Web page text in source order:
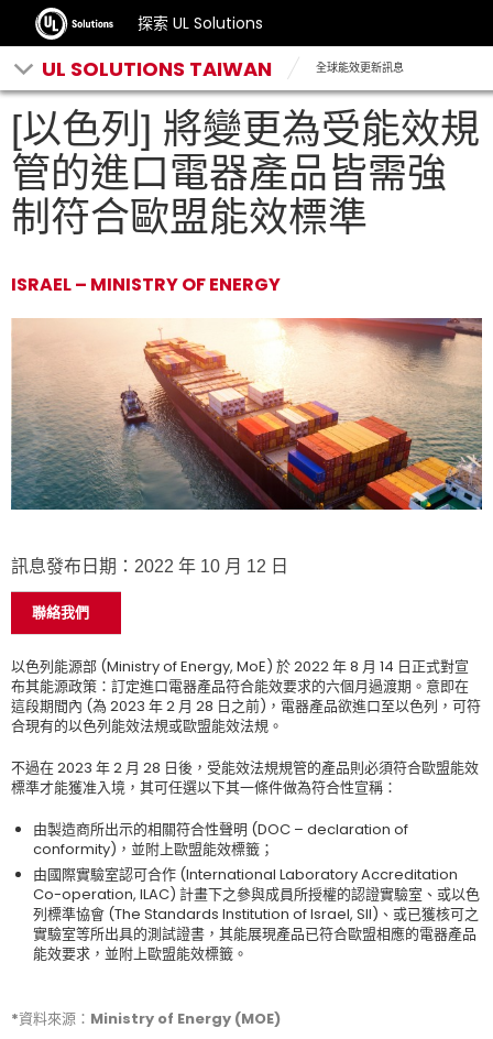
探索 UL Solutions
UL SOLUTIONS TAIWAN 全球能效更新訊息
[以色列] 將變更為受能效規
管的進口電器產品皆需強
制符合歐盟能效標準
ISRAEL – MINISTRY OF ENERGY
訊息發布日期：2022 年 10 月 12 日
聯絡我們
以色列能源部 (Ministry of Energy, MoE) 於 2022 年 8 月 14 日正式對宣
布其能源政策：訂定進口電器產品符合能效要求的六個月過渡期。意即在
這段期間內 (為 2023 年 2 月 28 日之前)，電器產品欲進口至以色列，可符
合現有的以色列能效法規或歐盟能效法規。
不過在 2023 年 2 月 28 日後，受能效法規規管的產品則必須符合歐盟能效
標準才能獲准入境，其可任選以下其一條件做為符合性宣稱：
由製造商所出示的相關符合性聲明 (DOC – declaration of
conformity)，並附上歐盟能效標籤；
由國際實驗室認可合作 (International Laboratory Accreditation
Co-operation, ILAC) 計畫下之參與成員所授權的認證實驗室、或以色
列標準協會 (The Standards Institution of Israel, SII)、或已獲核可之
實驗室等所出具的測試證書，其能展現產品已符合歐盟相應的電器產品
能效要求，並附上歐盟能效標籤。
*資料來源：Ministry of Energy (MOE)